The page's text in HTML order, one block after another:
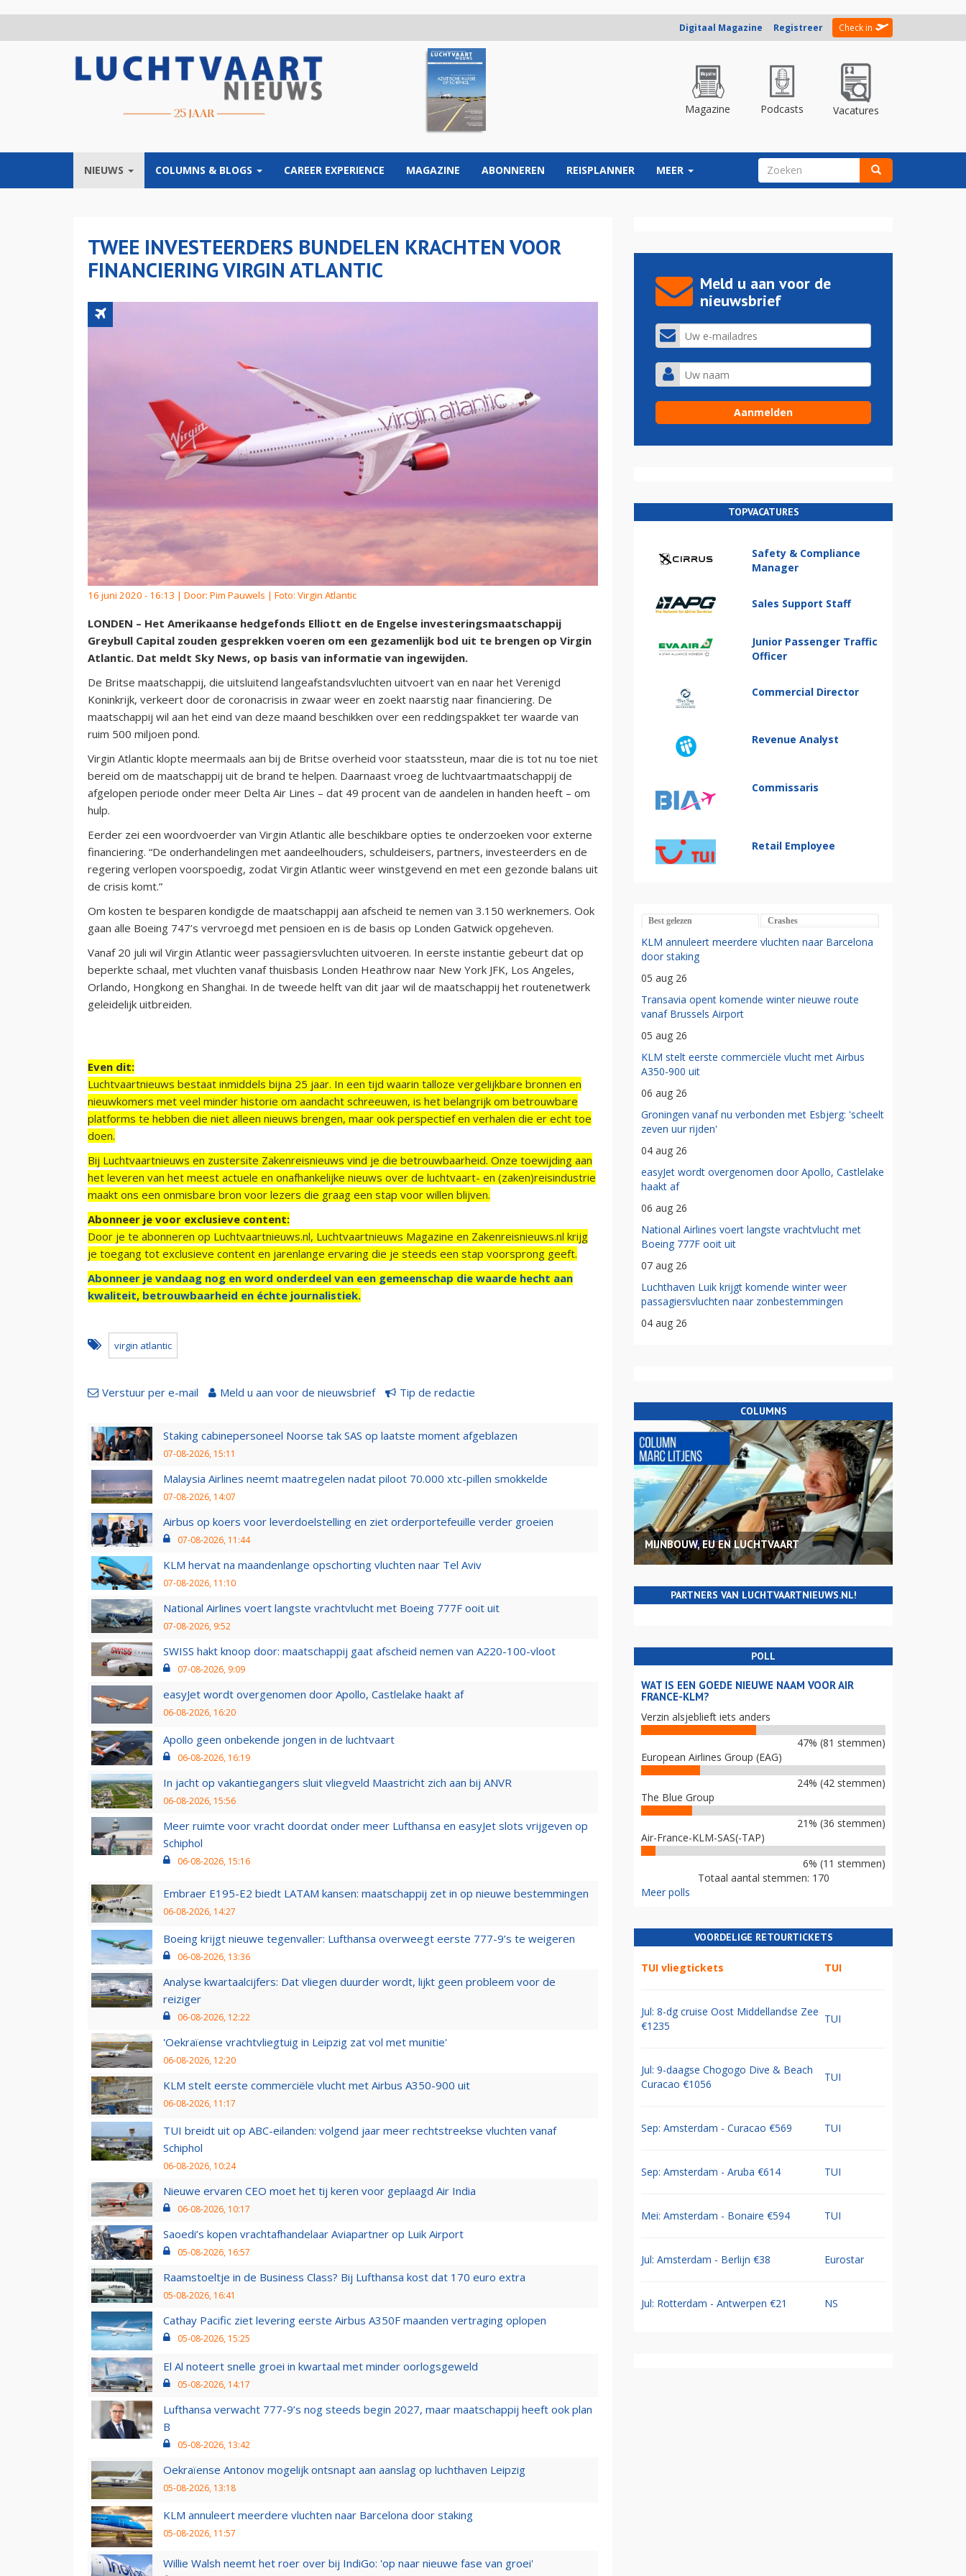
Digitaal Magazine Registreer Check in
Magazine Podcasts Vacatures
NIEUWS COLUMNS & BLOGS CAREER EXPERIENCE MAGAZINE ABONNEREN REISPLANNER MEER ZOEKVELD
TWEE INVESTEERDERS BUNDELEN KRACHTEN VOOR
FINANCIERING VIRGIN ATLANTIC
16 juni 2020 - 16:13 | Door: Pim Pauwels | Foto: Virgin Atlantic
LONDEN – Het Amerikaanse hedgefonds Elliott en de Engelse investeringsmaatschappij
Greybull Capital zouden gesprekken voeren om een gezamenlijk bod uit te brengen op Virgin
Atlantic. Dat meldt Sky News, op basis van informatie van ingewijden.
De Britse maatschappij, die uitsluitend langeafstandsvluchten uitvoert van en naar het Verenigd
Koninkrijk, verkeert door de coronacrisis in zwaar weer en zoekt naarstig naar financiering. De
maatschappij wil aan het eind van deze maand beschikken over een reddingspakket ter waarde van
ruim 500 miljoen pond.
Virgin Atlantic klopte meermaals aan bij de Britse overheid voor staatssteun, maar die is tot nu toe niet
bereid om de maatschappij uit de brand te helpen. Daarnaast vroeg de luchtvaartmaatschappij de
afgelopen periode onder meer Delta Air Lines – dat 49 procent van de aandelen in handen heeft – om
hulp.
Eerder zei een woordvoerder van Virgin Atlantic alle beschikbare opties te onderzoeken voor externe
financiering. “De onderhandelingen met aandeelhouders, schuldeisers, partners, investeerders en de
regering verlopen voorspoedig, zodat Virgin Atlantic weer winstgevend en met een gezonde balans uit
de crisis komt.”
Om kosten te besparen kondigde de maatschappij aan afscheid te nemen van 3.150 werknemers. Ook
gaan alle Boeing 747’s vervroegd met pensioen en is de basis op Londen Gatwick opgeheven.
Vanaf 20 juli wil Virgin Atlantic weer passagiersvluchten uitvoeren. In eerste instantie gebeurt dat op
beperkte schaal, met vluchten vanaf thuisbasis Londen Heathrow naar New York JFK, Los Angeles,
Orlando, Hongkong en Shanghai. In de tweede helft van dit jaar wil de maatschappij het routenetwerk
geleidelijk uitbreiden.
Even dit:
Luchtvaartnieuws bestaat inmiddels bijna 25 jaar. In een tijd waarin talloze vergelijkbare bronnen en
nieuwkomers met veel minder historie om aandacht schreeuwen, is het belangrijk om betrouwbare
platforms te hebben die niet alleen nieuws brengen, maar ook perspectief en verhalen die er echt toe
doen.
Bij Luchtvaartnieuws en zustersite Zakenreisnieuws vind je die betrouwbaarheid. Onze toewijding aan
het leveren van het meest actuele en onafhankelijke nieuws over de luchtvaart- en (zaken)reisindustrie
maakt ons een onmisbare bron voor lezers die graag een stap voor willen blijven.
Abonneer je voor exclusieve content:
Door je te abonneren op Luchtvaartnieuws.nl, Luchtvaartnieuws Magazine en Zakenreisnieuws.nl krijg
je toegang tot exclusieve content en jarenlange ervaring die je steeds een stap voorsprong geeft.
Abonneer je vandaag nog en word onderdeel van een gemeenschap die waarde hecht aan
kwaliteit, betrouwbaarheid en échte journalistiek.
virgin atlantic
Verstuur per e-mail Meld u aan voor de nieuwsbrief Tip de redactie
Staking cabinepersoneel Noorse tak SAS op laatste moment afgeblazen
07-08-2026, 15:11
Malaysia Airlines neemt maatregelen nadat piloot 70.000 xtc-pillen smokkelde
07-08-2026, 14:07
Airbus op koers voor leverdoelstelling en ziet orderportefeuille verder groeien
07-08-2026, 11:44
KLM hervat na maandenlange opschorting vluchten naar Tel Aviv
07-08-2026, 11:10
National Airlines voert langste vrachtvlucht met Boeing 777F ooit uit
07-08-2026, 9:52
SWISS hakt knoop door: maatschappij gaat afscheid nemen van A220-100-vloot
07-08-2026, 9:09
easyJet wordt overgenomen door Apollo, Castlelake haakt af
06-08-2026, 16:20
Apollo geen onbekende jongen in de luchtvaart
06-08-2026, 16:19
In jacht op vakantiegangers sluit vliegveld Maastricht zich aan bij ANVR
06-08-2026, 15:56
Meer ruimte voor vracht doordat onder meer Lufthansa en easyJet slots vrijgeven op
Schiphol
06-08-2026, 15:16
Embraer E195-E2 biedt LATAM kansen: maatschappij zet in op nieuwe bestemmingen
06-08-2026, 14:27
Boeing krijgt nieuwe tegenvaller: Lufthansa overweegt eerste 777-9’s te weigeren
06-08-2026, 13:36
Analyse kwartaalcijfers: Dat vliegen duurder wordt, lijkt geen probleem voor de
reiziger
06-08-2026, 12:22
'Oekraïense vrachtvliegtuig in Leipzig zat vol met munitie'
06-08-2026, 12:20
KLM stelt eerste commerciële vlucht met Airbus A350-900 uit
06-08-2026, 11:17
TUI breidt uit op ABC-eilanden: volgend jaar meer rechtstreekse vluchten vanaf
Schiphol
06-08-2026, 10:24
Nieuwe ervaren CEO moet het tij keren voor geplaagd Air India
06-08-2026, 10:17
Saoedi’s kopen vrachtafhandelaar Aviapartner op Luik Airport
05-08-2026, 16:57
Raamstoeltje in de Business Class? Bij Lufthansa kost dat 170 euro extra
05-08-2026, 16:41
Cathay Pacific ziet levering eerste Airbus A350F maanden vertraging oplopen
05-08-2026, 15:25
El Al noteert snelle groei in kwartaal met minder oorlogsgeweld
05-08-2026, 14:17
Lufthansa verwacht 777-9’s nog steeds begin 2027, maar maatschappij heeft ook plan
B
05-08-2026, 13:42
Oekraïense Antonov mogelijk ontsnapt aan aanslag op luchthaven Leipzig
05-08-2026, 13:18
KLM annuleert meerdere vluchten naar Barcelona door staking
05-08-2026, 11:57
Willie Walsh neemt het roer over bij IndiGo: 'op naar nieuwe fase van groei'
Meld u aan voor de
nieuwsbrief
TOPVACATURES
Safety & Compliance
Manager
Sales Support Staff
Junior Passenger Traffic
Officer
Commercial Director
Revenue Analyst
Commissaris
Retail Employee
Best gelezen Crashes
KLM annuleert meerdere vluchten naar Barcelona
door staking
05 aug 26
Transavia opent komende winter nieuwe route
vanaf Brussels Airport
05 aug 26
KLM stelt eerste commerciële vlucht met Airbus
A350-900 uit
06 aug 26
Groningen vanaf nu verbonden met Esbjerg: 'scheelt
zeven uur rijden'
04 aug 26
easyJet wordt overgenomen door Apollo, Castlelake
haakt af
06 aug 26
National Airlines voert langste vrachtvlucht met
Boeing 777F ooit uit
07 aug 26
Luchthaven Luik krijgt komende winter weer
passagiersvluchten naar zonbestemmingen
04 aug 26
COLUMNS
MIJNBOUW, EU EN LUCHTVAART
PARTNERS VAN LUCHTVAARTNIEUWS.NL!
POLL
WAT IS EEN GOEDE NIEUWE NAAM VOOR AIR
FRANCE-KLM?
Verzin alsjeblieft iets anders
47% (81 stemmen)
European Airlines Group (EAG)
24% (42 stemmen)
The Blue Group
21% (36 stemmen)
Air-France-KLM-SAS(-TAP)
6% (11 stemmen)
Totaal aantal stemmen: 170
Meer polls
VOORDELIGE RETOURTICKETS
TUI vliegtickets TUI
Jul: 8-dg cruise Oost Middellandse Zee
€1235
TUI
Jul: 9-daagse Chogogo Dive & Beach
Curacao €1056
TUI
Sep: Amsterdam - Curacao €569 TUI
Sep: Amsterdam - Aruba €614 TUI
Mei: Amsterdam - Bonaire €594 TUI
Jul: Amsterdam - Berlijn €38 Eurostar
Jul: Rotterdam - Antwerpen €21 NS